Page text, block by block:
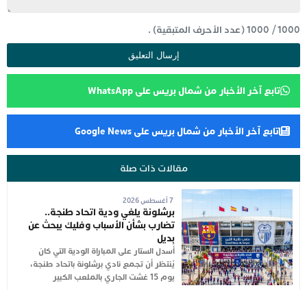
1000
/
1000(عدد الأحرف المتبقية) .
تابع آخر الأخبار من شمال بريس على WhatsApp
تابع آخر الأخبار من شمال بريس على Google News
مقالات ذات صلة
7 أغسطس 2026
برشلونة يلغي ودية اتحاد طنجة..
تضارب بشأن الأسباب وفليك يبحث عن
بديل
أُسدل الستار على المباراة الودية التي كان
يُنتظر أن تجمع نادي برشلونة باتحاد طنجة،
يوم 15 غشت الجاري بالملعب الكبير